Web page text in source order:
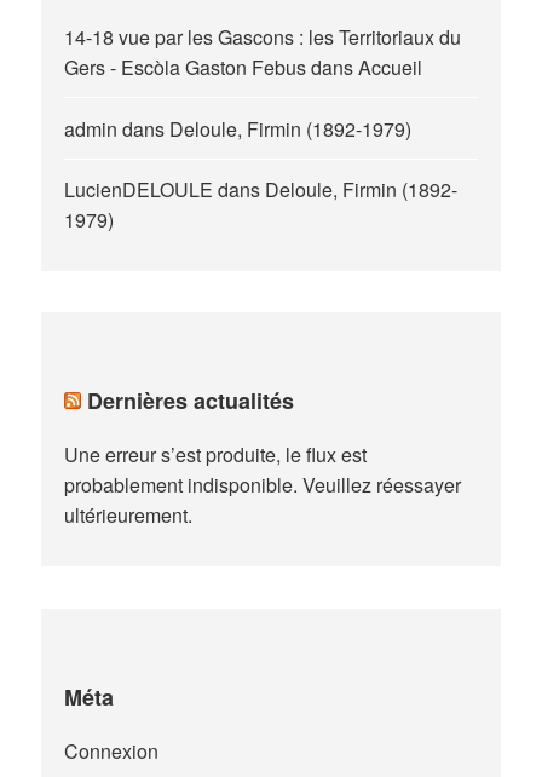
14-18 vue par les Gascons : les Territoriaux du
Gers - Escòla Gaston FebusdansAccueil
admin dans Deloule, Firmin (1892-1979)
LucienDELOULE dans Deloule, Firmin (1892-
1979)
Dernières actualités
Une erreur s’est produite, le flux est
probablement indisponible. Veuillez réessayer
ultérieurement.
Méta
Connexion